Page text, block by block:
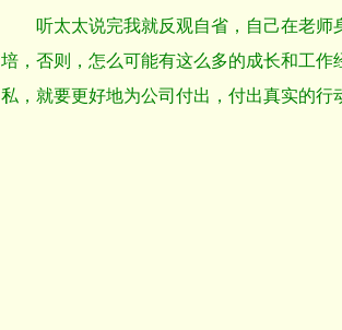
听太太说完我就反观自省，自己在老
培，否则，怎么可能有这么多的成长和工
私，就要更好地为公司付出，付出真实的行